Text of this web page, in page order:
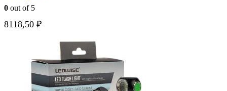
0 out of 5
8118,50 ₽